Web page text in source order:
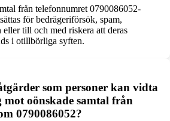
från telefonnumret 0790086052-
för bedrägeriförsök, spam,
eller till och med riskera att deras
i otillbörliga syften.
som personer kan vidta
oönskade samtal från
0790086052?